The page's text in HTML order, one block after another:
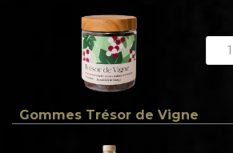
Gommes Trésor de Vigne